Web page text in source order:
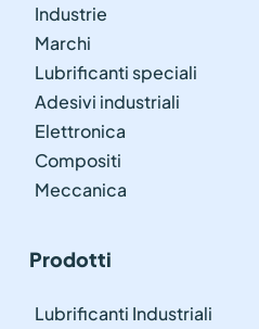
Industrie
Marchi
Lubrificanti speciali
Adesivi industriali
Elettronica
Compositi
Meccanica
Prodotti
Lubrificanti Industriali